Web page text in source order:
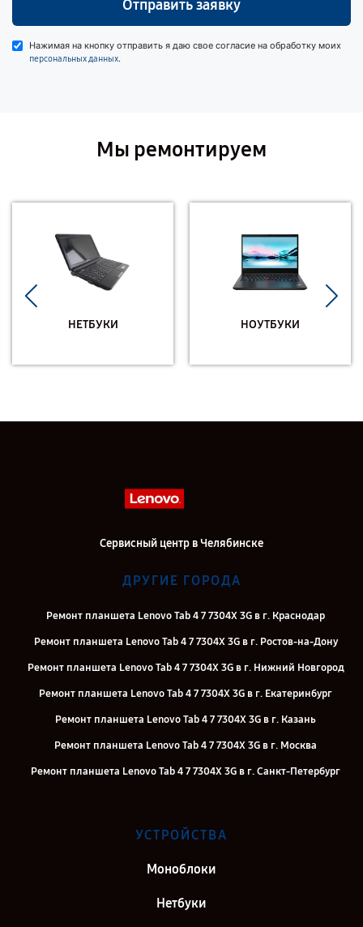
Отправить заявку
Нажимая на кнопку отправить я даю свое согласие на обработку моих
персональных данных.
Мы ремонтируем
НЕТБУКИ НОУТБУКИ
Сервисный центр в Челябинске
ДРУГИЕ ГОРОДА
Ремонт планшета Lenovo Tab 4 7 7304X 3G в г. Краснодар
Ремонт планшета Lenovo Tab 4 7 7304X 3G в г. Ростов-на-Дону
Ремонт планшета Lenovo Tab 4 7 7304X 3G в г. Нижний Новгород
Ремонт планшета Lenovo Tab 4 7 7304X 3G в г. Екатеринбург
Ремонт планшета Lenovo Tab 4 7 7304X 3G в г. Казань
Ремонт планшета Lenovo Tab 4 7 7304X 3G в г. Москва
Ремонт планшета Lenovo Tab 4 7 7304X 3G в г. Санкт-Петербург
УСТРОЙСТВА
Моноблоки
Нетбуки